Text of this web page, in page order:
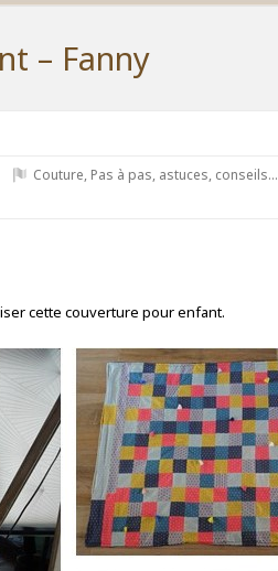
– Fanny
Couture, Pas à pas, astuces, conseils...
cette couverture pour enfant.